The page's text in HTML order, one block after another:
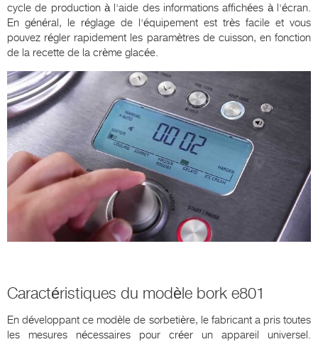
cycle de production à l'aide des informations affichées à l'écran.
En général, le réglage de l'équipement est très facile et vous
pouvez régler rapidement les paramètres de cuisson, en fonction
de la recette de la crème glacée.
Caractéristiques du modèle bork e801
En développant ce modèle de sorbetière, le fabricant a pris toutes
les mesures nécessaires pour créer un appareil universel.